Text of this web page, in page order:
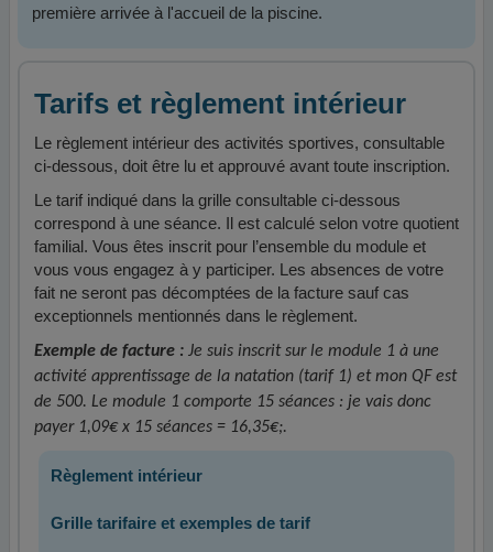
première arrivée à l'accueil de la piscine.
Tarifs et règlement intérieur
Le règlement intérieur des activités sportives, consultable
ci-dessous, doit être lu et approuvé avant toute inscription.
Le tarif indiqué dans la grille consultable ci-dessous
correspond à une séance. Il est calculé selon votre quotient
familial. Vous êtes inscrit pour l’ensemble du module et
vous vous engagez à y participer. Les absences de votre
fait ne seront pas décomptées de la facture sauf cas
exceptionnels mentionnés dans le règlement.
Exemple de facture :Je suis inscrit sur le module 1 à une
activité apprentissage de la natation (tarif 1) et mon QF est
de 500. Le module 1 comporte 15 séances : je vais donc
payer 1,09€ x 15 séances = 16,35€;.
Règlement intérieur
Grille tarifaire et exemples de tarif